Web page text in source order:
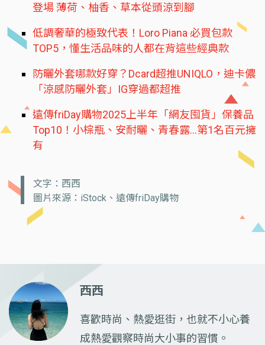
登場 薄荷、柚香、草本從頭涼到腳
低調奢華的極致代表！Loro Piana 必買包款
TOP5，懂生活品味的人都在背這些經典款
防曬外套哪款好穿？Dcard超推UNIQLO，迪卡儂
「涼感防曬外套」IG穿過都超推
遠傳friDay購物2025上半年「網友囤貨」保養品
Top10！小棕瓶、安耐曬、青春露...第1名百元擁
有
文字：西西
圖片來源：iStock、遠傳friDay購物
西西
喜歡時尚、熱愛逛街，也就不小心養
成熱愛觀察時尚大小事的習慣。